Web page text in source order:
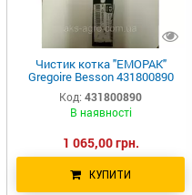
Чистик котка "EMOPAK"
Gregoire Besson 431800890
Код: 431800890
В наявності
1 065,00 грн.
КУПИТИ